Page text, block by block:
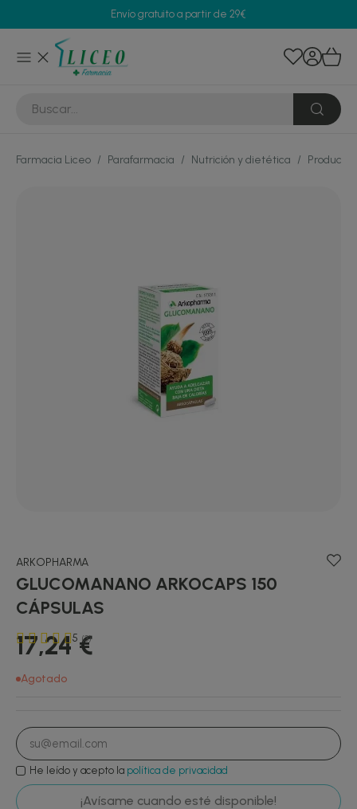
Envío gratuito a partir de 29€
Farmacia Liceo / Parafarmacia / Nutrición y dietética /
ARKOPHARMA
GLUCOMANANO ARKOCAPS 150
CÁPSULAS
17,24 €
5 (3)
Agotado
He leído y acepto la política de privacidad
¡Avísame cuando esté disponible!